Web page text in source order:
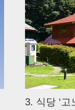
3. 식당 ‘